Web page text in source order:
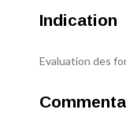
Indication
Evaluation des